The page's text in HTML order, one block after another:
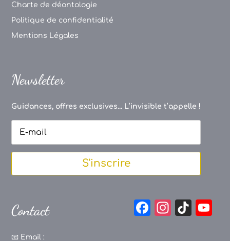
Charte de déontologie
Politique de confidentialité
Mentions Légales
Newsletter
Guidances, offres exclusives... L’invisible t’appelle !
S'inscrire
Contact
📧 Email :
F
In Ti